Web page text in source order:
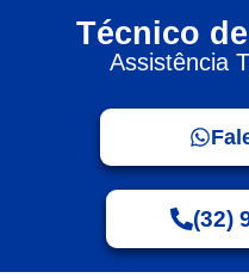
Técnico
Assistência
(32)